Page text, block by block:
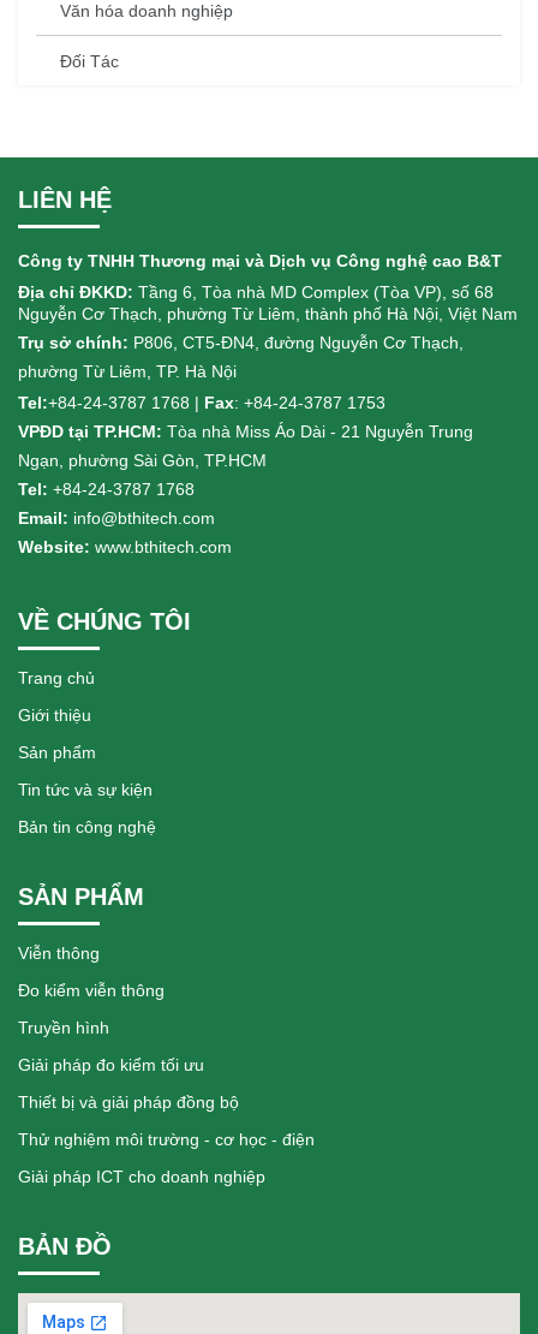
Văn hóa doanh nghiệp
Đối Tác
LIÊN HỆ
Công ty TNHH Thương mại và Dịch vụ Công nghệ cao B&T
Địa chỉ ĐKKD: Tầng 6, Tòa nhà MD Complex (Tòa VP), số 68
Nguyễn Cơ Thạch, phường Từ Liêm, thành phố Hà Nội, Việt Nam
Trụ sở chính: P806, CT5-ĐN4, đường Nguyễn Cơ Thạch,
phường Từ Liêm, TP. Hà Nội
Tel:+84-24-3787 1768 | Fax: +84-24-3787 1753
VPĐD tại TP.HCM: Tòa nhà Miss Áo Dài - 21 Nguyễn Trung
Ngạn, phường Sài Gòn, TP.HCM
Tel: +84-24-3787 1768
Email: info@bthitech.com
Website: www.bthitech.com
VỀ CHÚNG TÔI
Trang chủ
Giới thiệu
Sản phẩm
Tin tức và sự kiện
Bản tin công nghệ
SẢN PHẨM
Viễn thông
Đo kiểm viễn thông
Truyền hình
Giải pháp đo kiểm tối ưu
Thiết bị và giải pháp đồng bộ
Thử nghiệm môi trường - cơ học - điện
Giải pháp ICT cho doanh nghiệp
BẢN ĐỒ